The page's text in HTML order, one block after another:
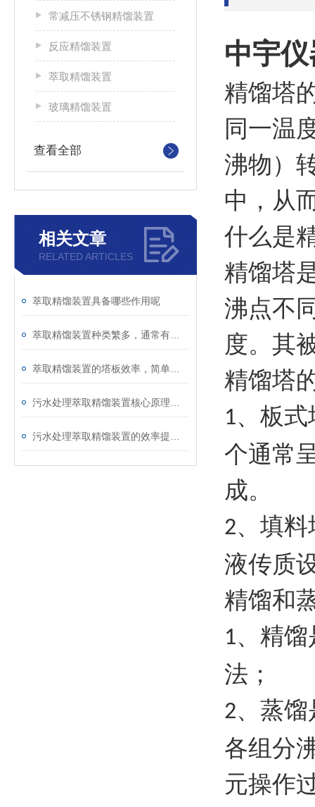
常减压不锈钢精馏装置
反应精馏装置
萃取精馏装置
玻璃精馏装置
查看全部
相关文章
RELATED ARTICLES
萃取精馏装置具备哪些作用呢
中宇
精馏塔
同一温
沸物）
中，从
什么是
精馏塔
沸点不
度。其
精馏塔
1、板
个通常
成。
2、填
液传质
精馏和
1、精
法；
2、蒸
各组分
元操作